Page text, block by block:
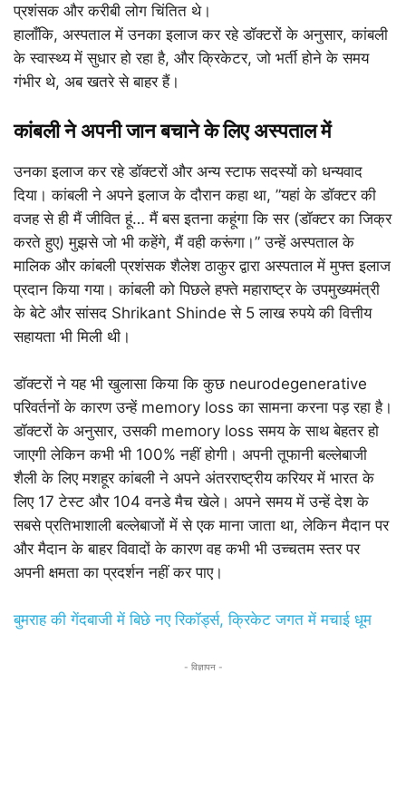
प्रशंसक और करीबी लोग चिंतित थे।
हालाँकि, अस्पताल में उनका इलाज कर रहे डॉक्टरों के अनुसार, कांबली
के स्वास्थ्य में सुधार हो रहा है, और क्रिकेटर, जो भर्ती होने के समय
गंभीर थे, अब खतरे से बाहर हैं।
कांबली ने अपनी जान बचाने के लिए अस्पताल में
उनका इलाज कर रहे डॉक्टरों और अन्य स्टाफ सदस्यों को धन्यवाद
दिया। कांबली ने अपने इलाज के दौरान कहा था, ”यहां के डॉक्टर की
वजह से ही मैं जीवित हूं… मैं बस इतना कहूंगा कि सर (डॉक्टर का जिक्र
करते हुए) मुझसे जो भी कहेंगे, मैं वही करूंगा।” उन्हें अस्पताल के
मालिक और कांबली प्रशंसक शैलेश ठाकुर द्वारा अस्पताल में मुफ्त इलाज
प्रदान किया गया। कांबली को पिछले हफ्ते महाराष्ट्र के उपमुख्यमंत्री
के बेटे और सांसद Shrikant Shinde से 5 लाख रुपये की वित्तीय
सहायता भी मिली थी।
डॉक्टरों ने यह भी खुलासा किया कि कुछ neurodegenerative
परिवर्तनों के कारण उन्हें memory loss का सामना करना पड़ रहा है।
डॉक्टरों के अनुसार, उसकी memory loss समय के साथ बेहतर हो
जाएगी लेकिन कभी भी 100% नहीं होगी। अपनी तूफानी बल्लेबाजी
शैली के लिए मशहूर कांबली ने अपने अंतरराष्ट्रीय करियर में भारत के
लिए 17 टेस्ट और 104 वनडे मैच खेले। अपने समय में उन्हें देश के
सबसे प्रतिभाशाली बल्लेबाजों में से एक माना जाता था, लेकिन मैदान पर
और मैदान के बाहर विवादों के कारण वह कभी भी उच्चतम स्तर पर
अपनी क्षमता का प्रदर्शन नहीं कर पाए।
बुमराह की गेंदबाजी में बिछे नए रिकॉर्ड्स, क्रिकेट जगत में मचाई धूम
- विज्ञापन -